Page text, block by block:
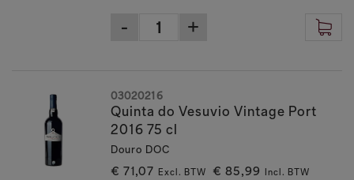
Quinta do Vesuvio Vintage Port
2016 75 cl
Douro DOC
€ 71,07 Excl. BTW € 85,99 Incl. BTW
03020216